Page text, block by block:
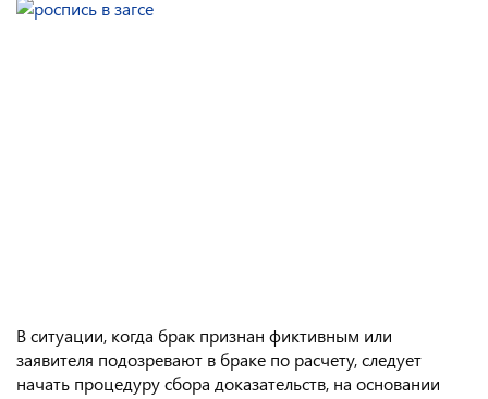
В ситуации, когда брак признан фиктивным или
заявителя подозревают в браке по расчету, следует
начать процедуру сбора доказательств, на основании